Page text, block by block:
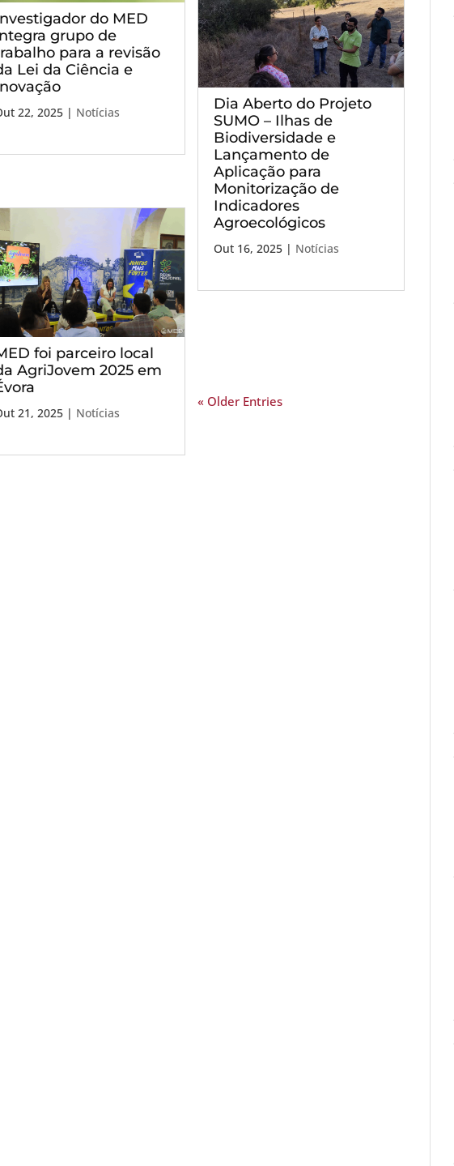
do MED
grupo de
para a revisão
Lei da Ciência e
22, 2025| Notícias
foi parceiro local
AgriJovem 2025 em
21, 2025| Notícias
Dia Aberto do Projeto
SUMO – Ilhas de
Biodiversidade e
Lançamento de
Aplicação para
Monitorização de
Indicadores
Agroecológicos
Out 16, 2025| Notícias
« Older Entries